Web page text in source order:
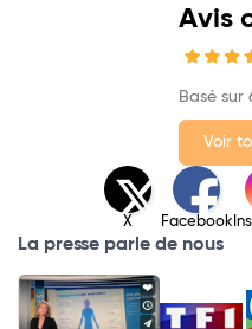
Avis
Basé sur
Voir
X Facebook
La presse parle de nous